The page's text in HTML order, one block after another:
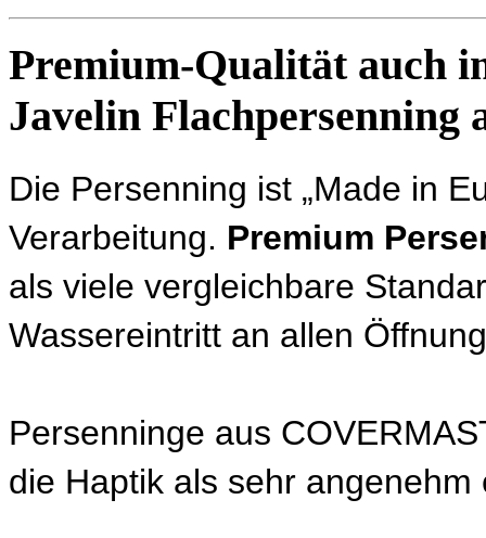
Premium-Qualität auch
Javelin
Die Persenning ist „Made in
Verarbeitung. Premium
als viele vergleichbare
Wassereintritt an allen
Persenninge aus
die Haptik als sehr